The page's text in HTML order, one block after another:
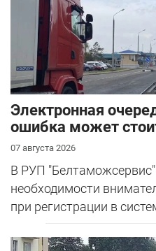
Электронная
ошибка может
07 августа 2026
В РУП
необходимости
при регистрации в